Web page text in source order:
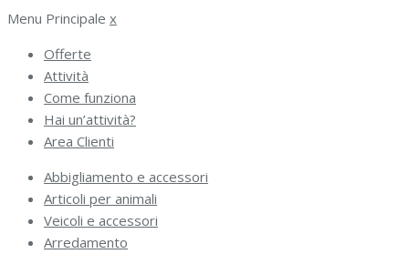
Menu Principale x
Offerte
Attività
Come funziona
Hai un’attività?
Area Clienti
Abbigliamento e accessori
Articoli per animali
Veicoli e accessori
Arredamento